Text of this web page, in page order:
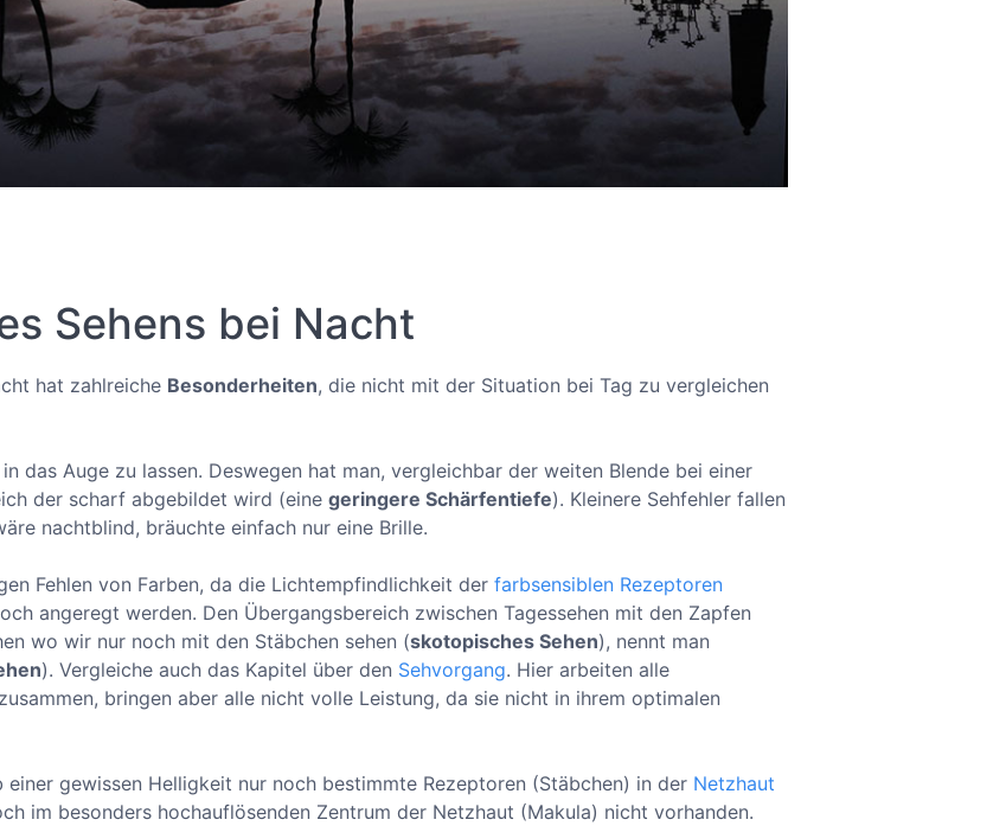
Sehens bei Nacht
hat zahlreiche Besonderheiten, die nicht mit der Situation bei Tag zu vergleichen
das Auge zu lassen. Deswegen hat man, vergleichbar der weiten Blende bei einer
der scharf abgebildet wird (eine geringere Schärfentiefe). Kleinere Sehfehler fallen
nachtblind, bräuchte einfach nur eine Brille.
Fehlen von Farben, da die Lichtempfindlichkeit der farbsensiblen Rezeptoren
angeregt werden. Den Übergangsbereich zwischen Tagessehen mit den Zapfen
wo wir nur noch mit den Stäbchen sehen (skotopisches Sehen), nennt man
). Vergleiche auch das Kapitel über den Sehvorgang. Hier arbeiten alle
bringen aber alle nicht volle Leistung, da sie nicht in ihrem optimalen
einer gewissen Helligkeit nur noch bestimmte Rezeptoren (Stäbchen) in der Netzhaut
im besonders hochauflösenden Zentrum der Netzhaut (Makula) nicht vorhanden.